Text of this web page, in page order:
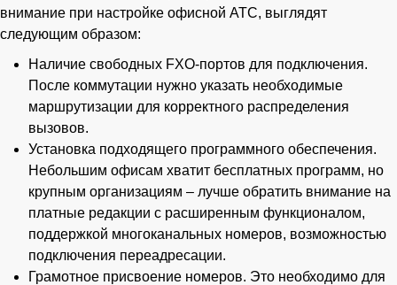
внимание при настройке офисной АТС, выглядят
следующим образом:
Наличие свободных FXO-портов для подключения.
После коммутации нужно указать необходимые
маршрутизации для корректного распределения
вызовов.
Установка подходящего программного обеспечения.
Небольшим офисам хватит бесплатных программ, но
крупным организациям – лучше обратить внимание на
платные редакции с расширенным функционалом,
поддержкой многоканальных номеров, возможностью
подключения переадресации.
Грамотное присвоение номеров. Это необходимо для